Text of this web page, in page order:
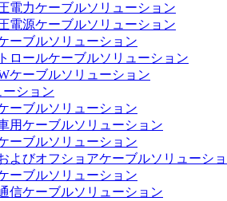
電力ケーブルソリューション
電源ケーブルソリューション
ーブルソリューション
ロールケーブルソリューション
ケーブルソリューション
ション
ーブルソリューション
用ケーブルソリューション
ーブルソリューション
よびオフショアケーブルソリューシ
ーブルソリューション
信ケーブルソリューション